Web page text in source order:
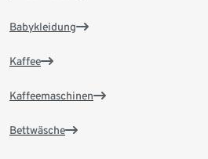
Babykleidung
Kaffee
Kaffeemaschinen
Bettwäsche